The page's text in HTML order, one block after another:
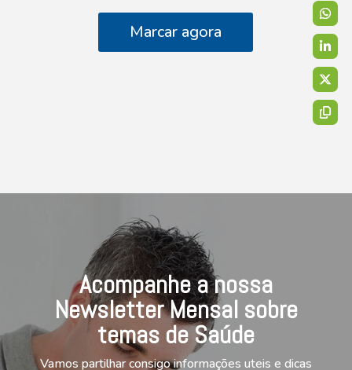
Marcar agora
Acompanhe a nossa
Newsletter Mensal sobre
temas de Saúde
Vamos partilhar consigo informações uteis e dicas